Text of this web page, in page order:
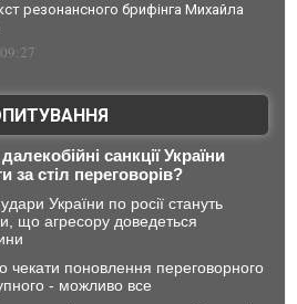
резонансного брифінга Михайла
санкції України
за стіл переговорів?
України по росії стануть
що агресору доведеться
чекати поновлення переговорного
- можливо все